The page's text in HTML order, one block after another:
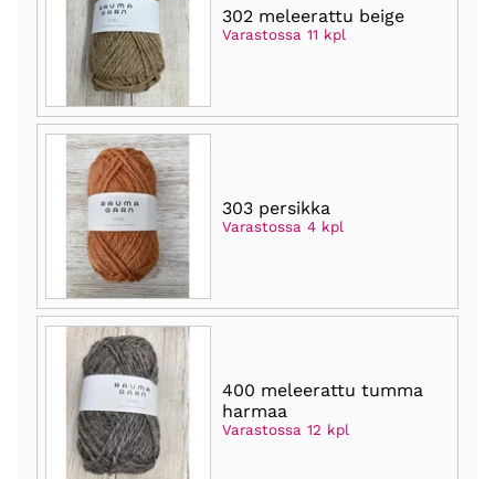
302 meleerattu beige
Varastossa 11 kpl
303 persikka
Varastossa 4 kpl
400 meleerattu tumma
harmaa
Varastossa 12 kpl